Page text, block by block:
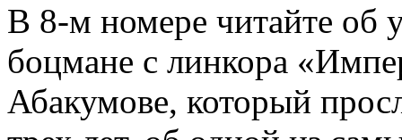
В 8-м номере читайте об
боцмане с линкора
Абакумове, который